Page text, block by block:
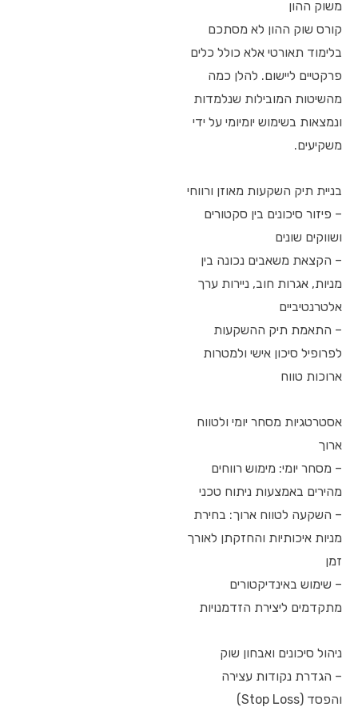
משוק ההון
קורס שוק ההון לא מסתכם
בלימוד תאורטי אלא כולל כלים
פרקטיים ליישום. להלן כמה
מהשיטות המובילות שנלמדות
ונמצאות בשימוש יומיומי על ידי
משקיעים.
בניית תיק השקעות מאוזן ורווחי
– פיזור סיכונים בין סקטורים
ושווקים שונים
– הקצאת משאבים נכונה בין
מניות, אגרות חוב, ניירות ערך
אלטרנטיביים
– התאמת תיק ההשקעות
לפרופיל סיכון אישי ולמטרות
ארוכות טווח
אסטרטגיות מסחר יומי ולטווח
ארוך
– מסחר יומי: מימוש רווחים
מהירים באמצעות ניתוח טכני
– השקעה לטווח ארוך: בחירת
מניות איכותיות והחזקתן לאורך
זמן
– שימוש באינדיקטורים
מתקדמים ליצירת הזדמנויות
ניהול סיכונים ואבחון שוק
– הגדרת נקודות עצירה
והפסד (Stop Loss)